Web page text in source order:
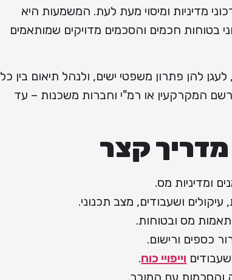
מדיניות ומיסוי מעת לעת. המשמעות היא
בטוחות חכמים והסכמים מדויקים שמותאמים
להן פתרון משפטי ישים, ולנהל תיאום בין כל
המקרקעין או רמ"י וחברות משכנות – עד
קצר
ומדיניות מס.
ושעבודים, מצב תכנוני.
מס ובטוחות.
כספים ורישום.
וייפויי כוח.